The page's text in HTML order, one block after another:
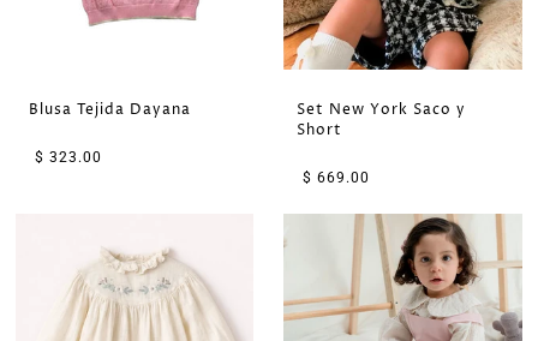
Blusa Tejida Dayana
$ 323.00
Set New York Saco y
Short
$ 669.00